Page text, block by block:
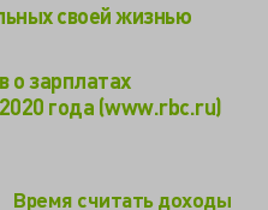
своей жизнью
о зарплатах
года (www.rbc.ru)
Время считать доходы